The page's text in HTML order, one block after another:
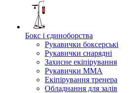
Бокс і єдиноборства
Рукавички боксерські
Рукавички снарядні
Захисне екіпірування
Рукавички ММА
Екіпірування тренера
Обладнання для залів